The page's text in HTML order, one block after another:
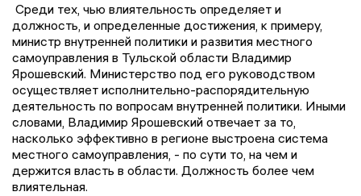
Среди тех, чью влиятельность определяет и
должность, и определенные достижения, к примеру,
министр внутренней политики и развития местного
самоуправления в Тульской области Владимир
Ярошевский. Министерство под его руководством
осуществляет исполнительно-распорядительную
деятельность по вопросам внутренней политики. Иными
словами, Владимир Ярошевский отвечает за то,
насколько эффективно в регионе выстроена система
местного самоуправления, - по сути то, на чем и
держится власть в области. Должность более чем
влиятельная.